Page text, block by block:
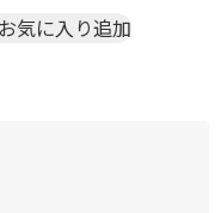
お気に入り追加